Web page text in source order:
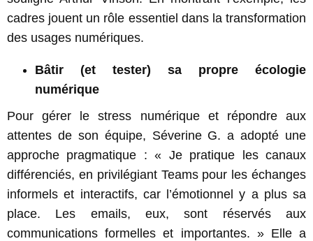
cadres jouent un rôle essentiel dans la transformation
des usages numériques.
Bâtir (et tester) sa propre écologie
numérique
Pour gérer le stress numérique et répondre aux
attentes de son équipe, Séverine G. a adopté une
approche pragmatique : « Je pratique les canaux
différenciés, en privilégiant Teams pour les échanges
informels et interactifs, car l’émotionnel y a plus sa
place. Les emails, eux, sont réservés aux
communications formelles et importantes. » Elle a